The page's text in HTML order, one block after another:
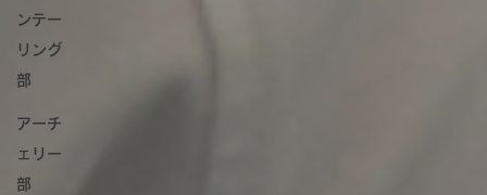
ンテー
リング
部
アーチ
ェリー
部